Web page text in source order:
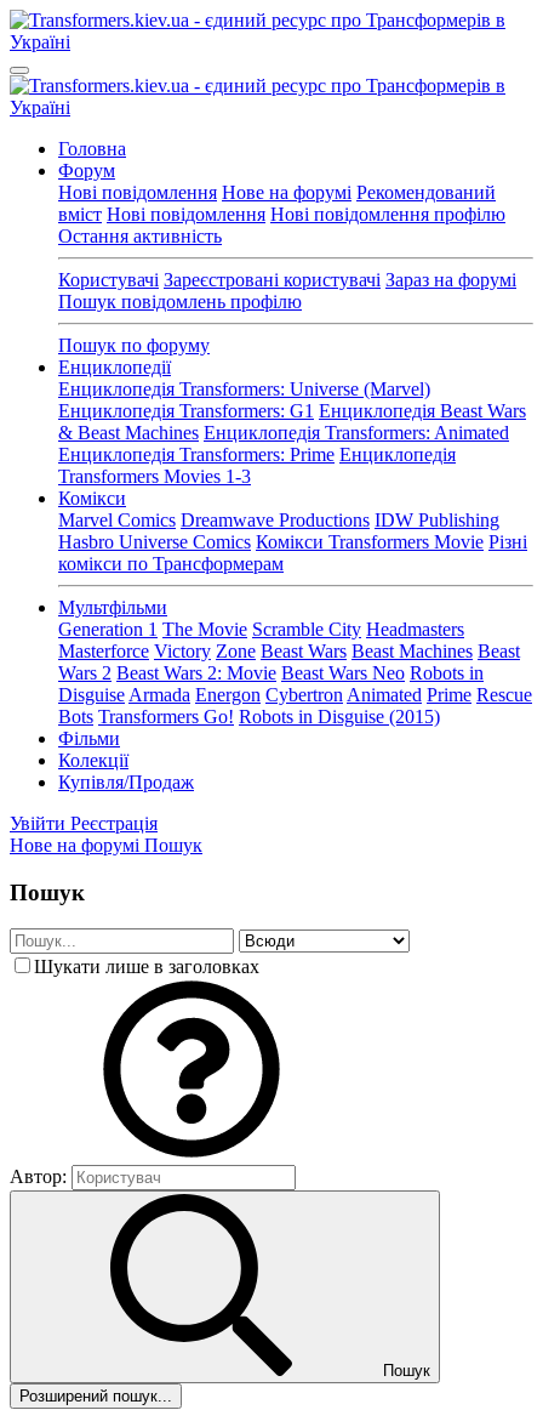
Головна
Форум
Нові повідомлення Нове на форумі Рекомендований
вміст Нові повідомлення Нові повідомлення профілю
Остання активність
Користувачі Зареєстровані користувачі Зараз на форумі
Пошук повідомлень профілю
Пошук по форуму
Енциклопедії
Енциклопедія Transformers: Universe (Marvel)
Енциклопедія Transformers: G1 Енциклопедія Beast Wars
& Beast Machines Енциклопедія Transformers: Animated
Енциклопедія Transformers: Prime Енциклопедія
Transformers Movies 1-3
Комікси
Marvel Comics Dreamwave Productions IDW Publishing
Hasbro Universe Comics Комікси Transformers Movie Різні
комікси по Трансформерам
Мультфільми
Generation 1 The Movie Scramble City Headmasters
Masterforce Victory Zone Beast Wars Beast Machines Beast
Wars 2 Beast Wars 2: Movie Beast Wars Neo Robots in
Disguise Armada Energon Cybertron Animated Prime Rescue
Bots Transformers Go! Robots in Disguise (2015)
Фільми
Колекції
Купівля/Продаж
Увійти Реєстрація
Нове на форумі Пошук
Пошук
Шукати лише в заголовках
Автор:
Пошук
Розширений пошук...